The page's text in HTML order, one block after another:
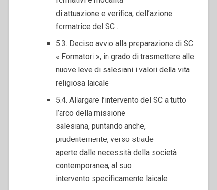
di attuazione e verifica, dell’azione
formatrice del SC .
5.3. Deciso avvio alla preparazione di SC
« Formatori », in grado di trasmettere alle
nuove leve di salesiani i valori della vita
religiosa laicale
5.4. Allargare l’intervento del SC a tutto
l’arco della missione
salesiana, puntando anche,
prudentemente, verso strade
aperte dalle necessità della società
contemporanea, al suo
intervento specificamente laicale